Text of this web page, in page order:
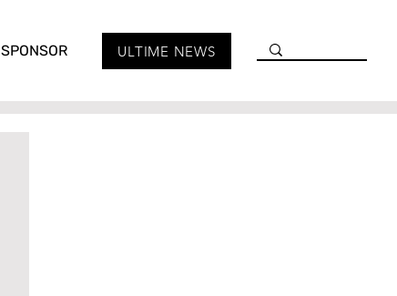
SPONSOR ULTIME NEWS